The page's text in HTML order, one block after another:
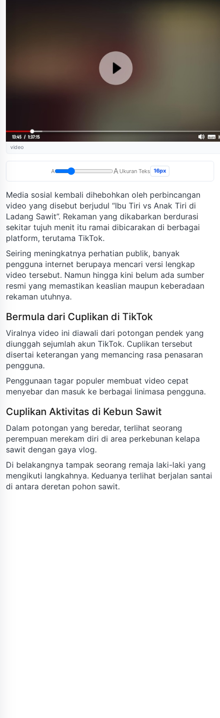
video
A A Ukuran Teks 16px
Media sosial kembali dihebohkan oleh perbincangan
video yang disebut berjudul “Ibu Tiri vs Anak Tiri di
Ladang Sawit”. Rekaman yang dikabarkan berdurasi
sekitar tujuh menit itu ramai dibicarakan di berbagai
platform, terutama TikTok.
Seiring meningkatnya perhatian publik, banyak
pengguna internet berupaya mencari versi lengkap
video tersebut. Namun hingga kini belum ada sumber
resmi yang memastikan keaslian maupun keberadaan
rekaman utuhnya.
Bermula dari Cuplikan di TikTok
Viralnya video ini diawali dari potongan pendek yang
diunggah sejumlah akun TikTok. Cuplikan tersebut
disertai keterangan yang memancing rasa penasaran
pengguna.
Penggunaan tagar populer membuat video cepat
menyebar dan masuk ke berbagai linimasa pengguna.
Cuplikan Aktivitas di Kebun Sawit
Dalam potongan yang beredar, terlihat seorang
perempuan merekam diri di area perkebunan kelapa
sawit dengan gaya vlog.
Di belakangnya tampak seorang remaja laki-laki yang
mengikuti langkahnya. Keduanya terlihat berjalan santai
di antara deretan pohon sawit.